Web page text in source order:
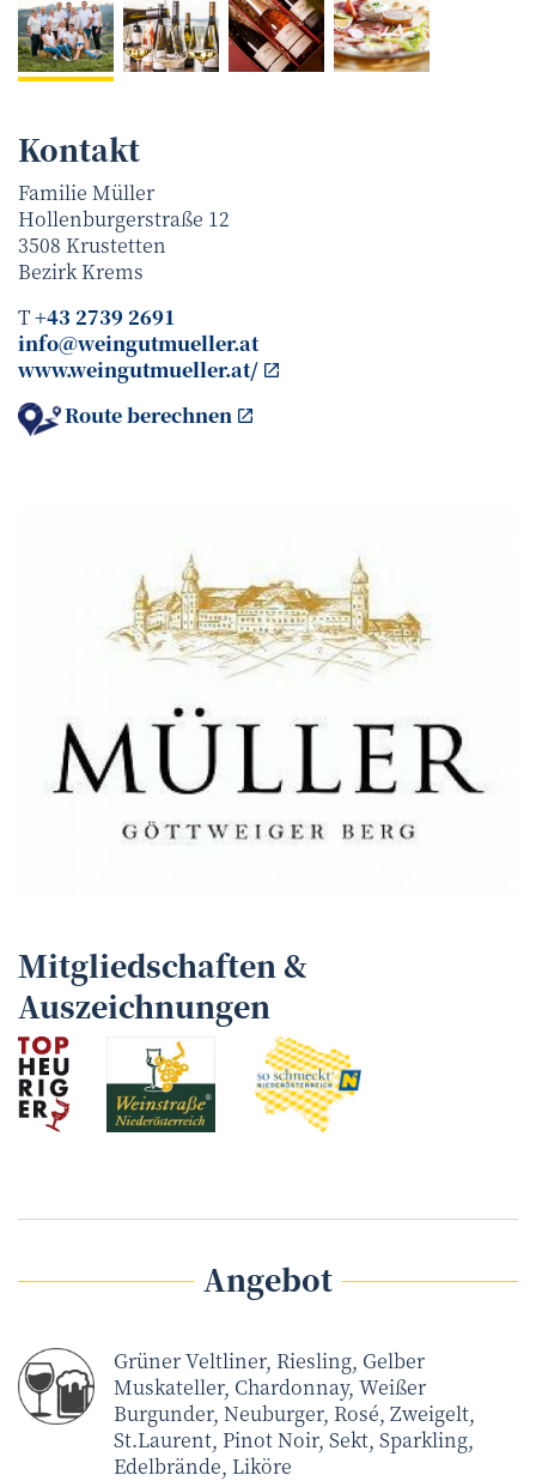
Kontakt
Familie Müller
Hollenburgerstraße 12
3508 Krustetten
BezirkKrems
T+43 2739 2691
info@weingutmueller.at
www.weingutmueller.at/
Route berechnen
Mitgliedschaften &
Auszeichnungen
Angebot
Grüner Veltliner, Riesling, Gelber
Muskateller, Chardonnay, Weißer
Burgunder, Neuburger, Rosé, Zweigelt,
St.Laurent, Pinot Noir, Sekt, Sparkling,
Edelbrände, Liköre